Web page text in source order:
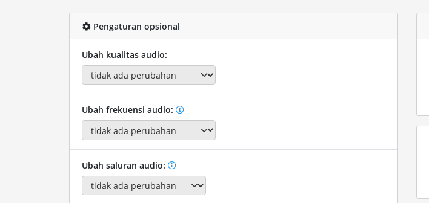
Pengaturan opsional
Ubah kualitas audio:
Ubah frekuensi audio:
Ubah saluran audio: